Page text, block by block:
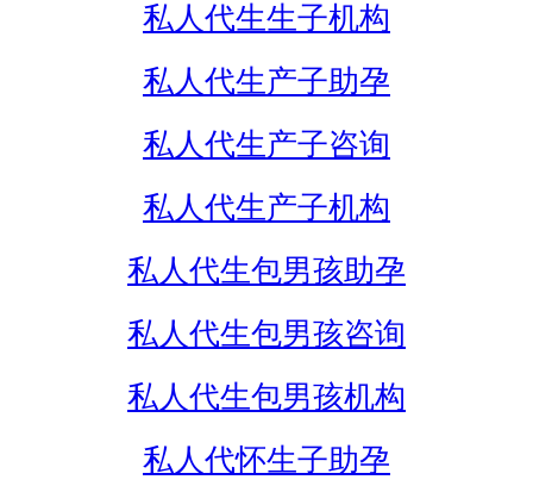
私人代生生子机构
私人代生产子助孕
私人代生产子咨询
私人代生产子机构
私人代生包男孩助孕
私人代生包男孩咨询
私人代生包男孩机构
私人代怀生子助孕